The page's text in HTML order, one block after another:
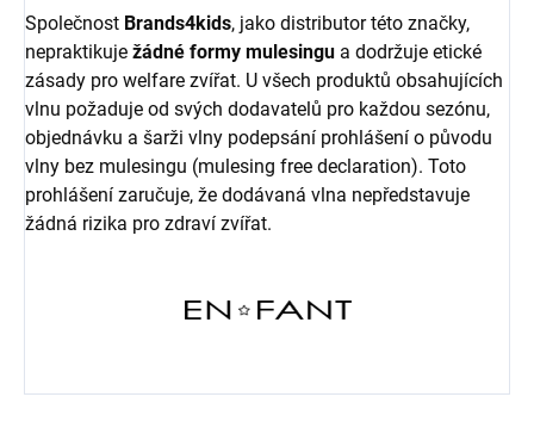
Společnost Brands4kids, jako distributor této značky,
nepraktikuje žádné formy mulesingu a dodržuje etické
zásady pro welfare zvířat. U všech produktů obsahujících
vlnu požaduje od svých dodavatelů pro každou sezónu,
objednávku a šarži vlny podepsání prohlášení o původu
vlny bez mulesingu (mulesing free declaration). Toto
prohlášení zaručuje, že dodávaná vlna nepředstavuje
žádná rizika pro zdraví zvířat.